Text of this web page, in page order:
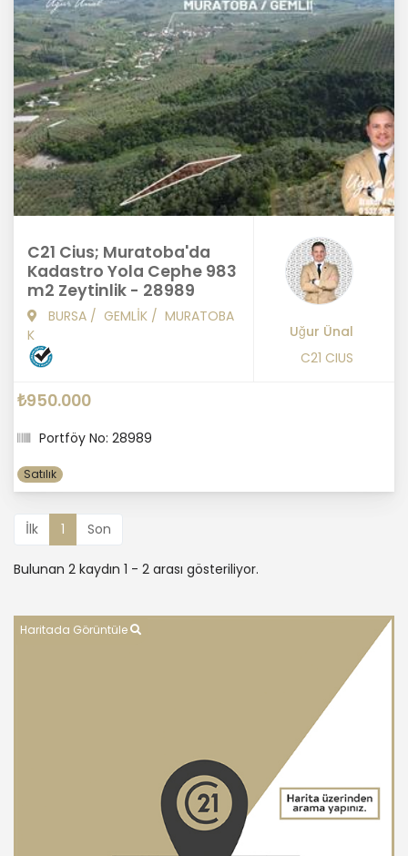
C21 Cius; Muratoba'da
Kadastro Yola Cephe 983
m2 Zeytinlik - 28989
BURSA / GEMLİK / MURATOBA
K
Uğur Ünal
C21 CIUS
₺950.000
Portföy No: 28989
Satılık
İlk 1 Son
Bulunan 2 kaydın 1 - 2 arası gösteriliyor.
Haritada Görüntüle